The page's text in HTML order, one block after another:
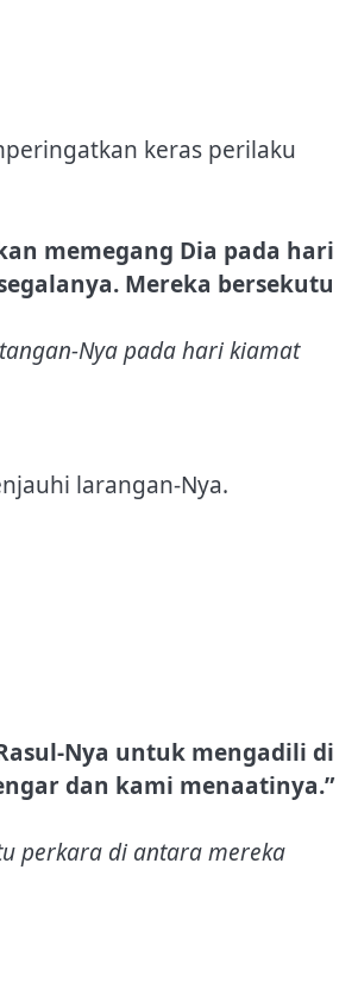
keras perilaku
memegang Dia pada hari
Mereka bersekutu
Nya pada hari kiamat
larangan-Nya.
Nya untuk mengadili di
dan kami menaatinya.”
perkara di antara mereka